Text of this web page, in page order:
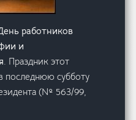
работников
и
. Праздник этот
последнюю субботу
(№ 563/99,